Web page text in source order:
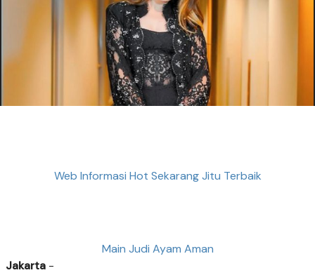
Web Informasi Hot Sekarang Jitu Terbaik
Main Judi Ayam Aman
Jakarta -